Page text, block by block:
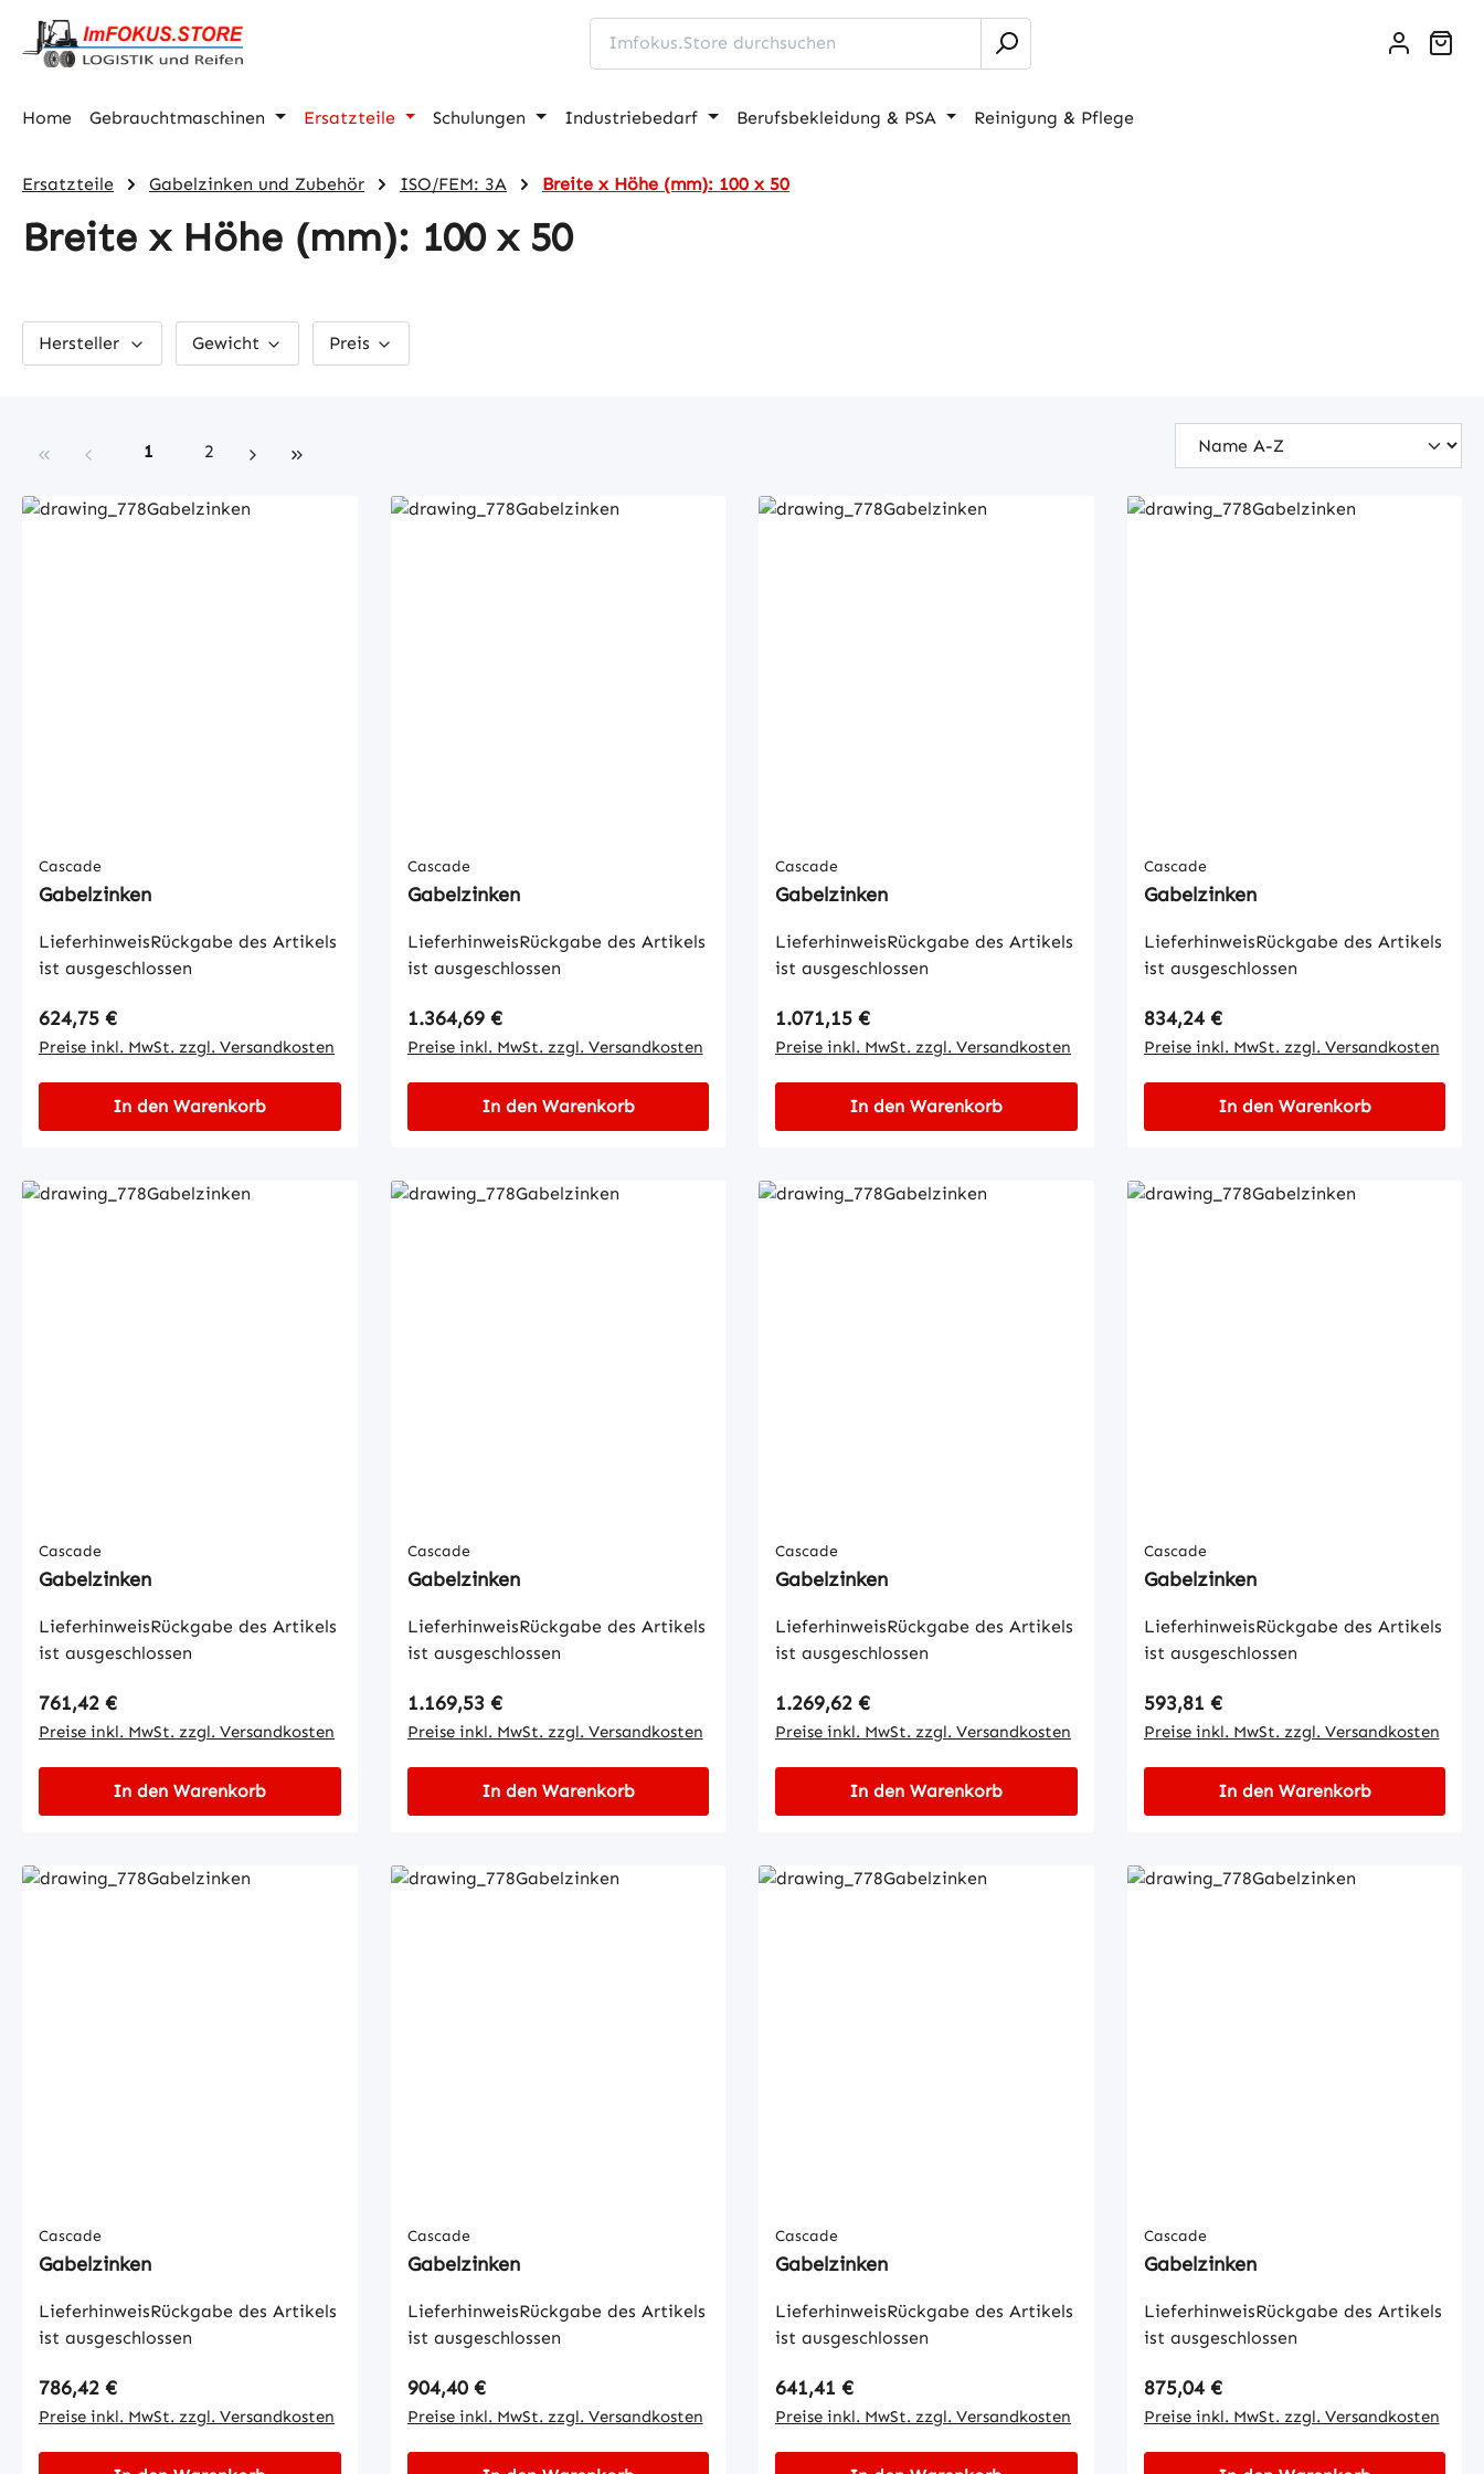
Hauptinhalt springen
Zur Suche springen
Zur Hauptnavigation springen
Home Gebrauchtmaschinen Ersatzteile Schulungen Industriebedarf Berufsbekleidung & PSA Reinigung & Pflege
Ersatzteile Gabelzinken und Zubehör ISO/FEM: 3A Breite x Höhe (mm): 100 x 50
Breite x Höhe (mm): 100 x 50
Hersteller Gewicht Preis
Seite
1 Seite
2
Cascade
Gabelzinken
LieferhinweisRückgabe des Artikels
ist ausgeschlossen
Regulärer Preis:
624,75 €
Preise inkl. MwSt. zzgl. Versandkosten
In den Warenkorb
Cascade
Gabelzinken
LieferhinweisRückgabe des Artikels
ist ausgeschlossen
Regulärer Preis:
1.364,69 €
Preise inkl. MwSt. zzgl. Versandkosten
In den Warenkorb
Cascade
Gabelzinken
LieferhinweisRückgabe des Artikels
ist ausgeschlossen
Regulärer Preis:
1.071,15 €
Preise inkl. MwSt. zzgl. Versandkosten
In den Warenkorb
Cascade
Gabelzinken
LieferhinweisRückgabe des Artikels
ist ausgeschlossen
Regulärer Preis:
834,24 €
Preise inkl. MwSt. zzgl. Versandkosten
In den Warenkorb
Cascade
Gabelzinken
LieferhinweisRückgabe des Artikels
ist ausgeschlossen
Regulärer Preis:
761,42 €
Preise inkl. MwSt. zzgl. Versandkosten
In den Warenkorb
Cascade
Gabelzinken
LieferhinweisRückgabe des Artikels
ist ausgeschlossen
Regulärer Preis:
1.169,53 €
Preise inkl. MwSt. zzgl. Versandkosten
In den Warenkorb
Cascade
Gabelzinken
LieferhinweisRückgabe des Artikels
ist ausgeschlossen
Regulärer Preis:
1.269,62 €
Preise inkl. MwSt. zzgl. Versandkosten
In den Warenkorb
Cascade
Gabelzinken
LieferhinweisRückgabe des Artikels
ist ausgeschlossen
Regulärer Preis:
593,81 €
Preise inkl. MwSt. zzgl. Versandkosten
In den Warenkorb
Cascade
Gabelzinken
LieferhinweisRückgabe des Artikels
ist ausgeschlossen
Regulärer Preis:
786,42 €
Preise inkl. MwSt. zzgl. Versandkosten
Cascade
Gabelzinken
LieferhinweisRückgabe des Artikels
ist ausgeschlossen
Regulärer Preis:
904,40 €
Preise inkl. MwSt. zzgl. Versandkosten
Cascade
Gabelzinken
LieferhinweisRückgabe des Artikels
ist ausgeschlossen
Regulärer Preis:
641,41 €
Preise inkl. MwSt. zzgl. Versandkosten
Cascade
Gabelzinken
LieferhinweisRückgabe des Artikels
ist ausgeschlossen
Regulärer Preis:
875,04 €
Preise inkl. MwSt. zzgl. Versandkosten